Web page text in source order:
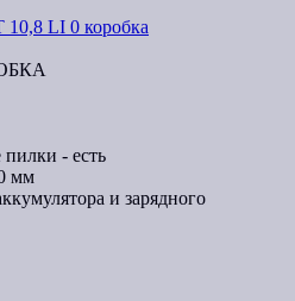
пилки - есть
мм
и зарядного